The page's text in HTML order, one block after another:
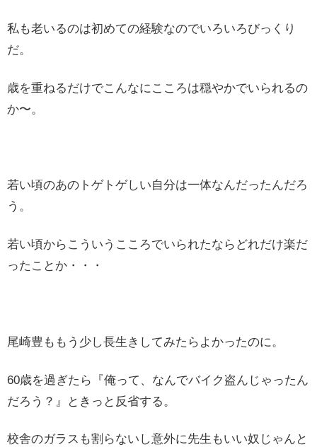
私も老いるのは初めての経験なのでいろいろびっくり
だ。
歳を重ねるだけでこんなにこころは穏やかでいられるの
か〜。
若い頃のあのトゲトゲしい自分は一体なんだったんだろ
う。
若い頃からこういうこころでいられたならどれだけ楽だ
ったことか・・・
尾崎豊ももう少し長生きしてみたらよかったのに。
60歳を過ぎたら『俺って、なんでバイク盗んじゃったん
だろう？』ときっと反省する。
校舎のガラスも割らないし意外に先生もいい奴じゃんと